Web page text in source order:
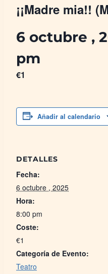
¡¡Madre mia!!
6 octubre ,
pm
€1
Añadir al calendario
DETALLES
Fecha:
6 octubre , 2025
Hora:
8:00 pm
Coste:
€1
Categoría de Evento:
Teatro